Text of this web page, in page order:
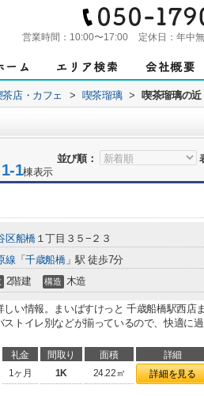
営業時間： 10:00〜17:00 定休日： 年中
店・カフェ > 喫茶瑠璃 > 喫茶瑠璃の近
並び順：
1棟表示
区船橋１丁目３５−２３
線 「千歳船橋」駅 徒歩7分
2階建 構造 木造
しい情報。まいばすけっと 千歳船橋駅西店
ストイレ別などが揃っているので、快適に
礼金 間取り 面積 詳細
1ヶ月 1K 24.22㎡ 詳細を見る